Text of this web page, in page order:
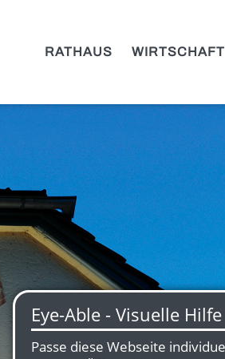
RATHAUS WIRTSCHAFT
UND KULINARIK
+
Stadtführungen
Krippen
Bulle von Tölz
Christkindlmarkt